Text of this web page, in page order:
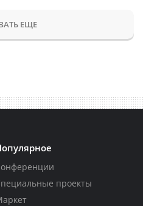
ЕЩЕ
проекты